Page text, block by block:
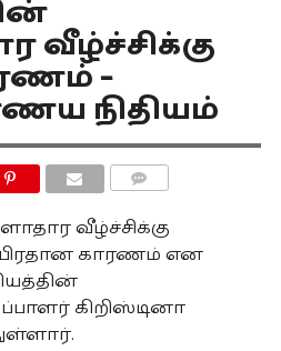
வீழ்ச்சிக்கு
–
நிதியம்
வீழ்ச்சிக்கு
காரணம் என
கிறிஸ்டினா